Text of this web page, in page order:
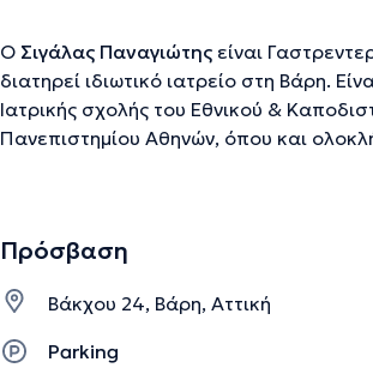
Ο Σιγάλας Παναγιώτης είναι
διατηρεί ιδιωτικό ιατρείο στη Βάρη.
Ιατρικής σχολής του Εθνικού &
Πανεπιστημίου Αθηνών, όπου και
Υγείας, στο Γ.Ν.Α. "Γ. Γεννηματάς".
φλεγμονώδεις νόσους του εντέρου και
γαστροοισοφαγική παλινδρόμηση.
Πρόσβαση
Βάκχου 24, Βάρη, Αττική
Parking